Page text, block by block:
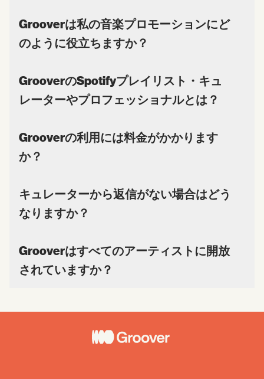
Grooverは私の音楽プロモーションにど
のように役立ちますか？
GrooverのSpotifyプレイリスト・キュ
レーターやプロフェッショナルとは？
Grooverの利用には料金がかかります
か？
キュレーターから返信がない場合はどう
なりますか？
Grooverはすべてのアーティストに開放
されていますか？